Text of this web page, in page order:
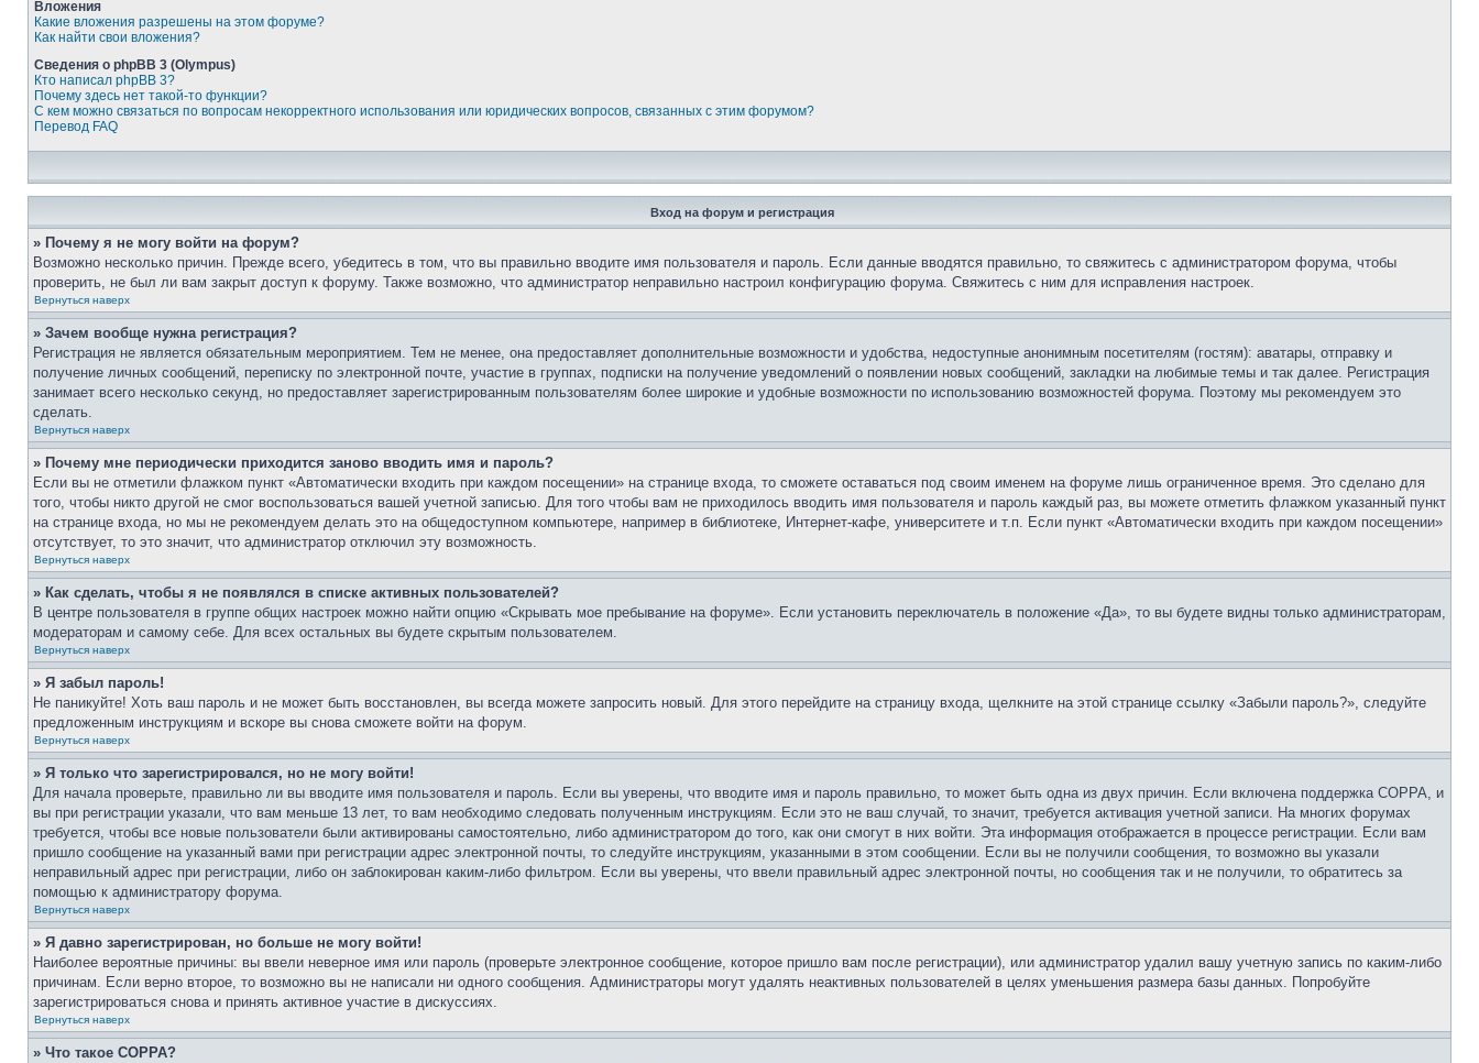
Вложения
Какие вложения разрешены на этом форуме?
Как найти свои вложения?
Сведения о phpBB 3 (Olympus)
Кто написал phpBB 3?
Почему здесь нет такой-то функции?
С кем можно связаться по вопросам некорректного использования или юридических вопросов, связанных с этим форумом?
Перевод FAQ
Вход на форум и регистрация
» Почему я не могу войти на форум?
Возможно несколько причин. Прежде всего, убедитесь в том, что вы правильно вводите имя пользователя и пароль. Если данные вводятся правильно, то свяжитесь с администратором форума, чтобы
проверить, не был ли вам закрыт доступ к форуму. Также возможно, что администратор неправильно настроил конфигурацию форума. Свяжитесь с ним для исправления настроек.
Вернуться наверх
» Зачем вообще нужна регистрация?
Регистрация не является обязательным мероприятием. Тем не менее, она предоставляет дополнительные возможности и удобства, недоступные анонимным посетителям (гостям): аватары, отправку и
получение личных сообщений, переписку по электронной почте, участие в группах, подписки на получение уведомлений о появлении новых сообщений, закладки на любимые темы и так далее. Регистрация
занимает всего несколько секунд, но предоставляет зарегистрированным пользователям более широкие и удобные возможности по использованию возможностей форума. Поэтому мы рекомендуем это
сделать.
Вернуться наверх
» Почему мне периодически приходится заново вводить имя и пароль?
Если вы не отметили флажком пункт «Автоматически входить при каждом посещении» на странице входа, то сможете оставаться под своим именем на форуме лишь ограниченное время. Это сделано для
того, чтобы никто другой не смог воспользоваться вашей учетной записью. Для того чтобы вам не приходилось вводить имя пользователя и пароль каждый раз, вы можете отметить флажком указанный пункт
на странице входа, но мы не рекомендуем делать это на общедоступном компьютере, например в библиотеке, Интернет-кафе, университете и т.п. Если пункт «Автоматически входить при каждом посещении»
отсутствует, то это значит, что администратор отключил эту возможность.
Вернуться наверх
» Как сделать, чтобы я не появлялся в списке активных пользователей?
В центре пользователя в группе общих настроек можно найти опцию «Скрывать мое пребывание на форуме». Если установить переключатель в положение «Да», то вы будете видны только администраторам,
модераторам и самому себе. Для всех остальных вы будете скрытым пользователем.
Вернуться наверх
» Я забыл пароль!
Не паникуйте! Хоть ваш пароль и не может быть восстановлен, вы всегда можете запросить новый. Для этого перейдите на страницу входа, щелкните на этой странице ссылку «Забыли пароль?», следуйте
предложенным инструкциям и вскоре вы снова сможете войти на форум.
Вернуться наверх
» Я только что зарегистрировался, но не могу войти!
Для начала проверьте, правильно ли вы вводите имя пользователя и пароль. Если вы уверены, что вводите имя и пароль правильно, то может быть одна из двух причин. Если включена поддержка COPPA, и
вы при регистрации указали, что вам меньше 13 лет, то вам необходимо следовать полученным инструкциям. Если это не ваш случай, то значит, требуется активация учетной записи. На многих форумах
требуется, чтобы все новые пользователи были активированы самостоятельно, либо администратором до того, как они смогут в них войти. Эта информация отображается в процессе регистрации. Если вам
пришло сообщение на указанный вами при регистрации адрес электронной почты, то следуйте инструкциям, указанными в этом сообщении. Если вы не получили сообщения, то возможно вы указали
неправильный адрес при регистрации, либо он заблокирован каким-либо фильтром. Если вы уверены, что ввели правильный адрес электронной почты, но сообщения так и не получили, то обратитесь за
помощью к администратору форума.
Вернуться наверх
» Я давно зарегистрирован, но больше не могу войти!
Наиболее вероятные причины: вы ввели неверное имя или пароль (проверьте электронное сообщение, которое пришло вам после регистрации), или администратор удалил вашу учетную запись по каким-либо
причинам. Если верно второе, то возможно вы не написали ни одного сообщения. Администраторы могут удалять неактивных пользователей в целях уменьшения размера базы данных. Попробуйте
зарегистрироваться снова и принять активное участие в дискуссиях.
Вернуться наверх
» Что такое COPPA?